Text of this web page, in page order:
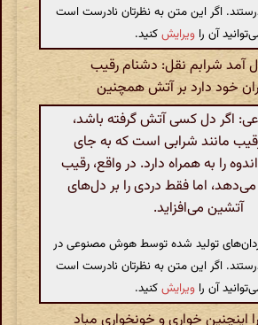
اگر این متن به نظرتان نادرست است
آن را ویرایشکنید.
آمد شرابم نقل: دشنام رقیب
خود دارد بر آتش همچنین
اگر دل کسی آتش گرفته باشد،
مانند شرابی است که به جای
را به همراه دارد. در واقع، رقیب
اما فقط دردی را بر دل‌های
آتشین می‌افزاید.
تولید شده توسط هوش مصنوعی در
اگر این متن به نظرتان نادرست است
آن را ویرایشکنید.
خواری و خونخواری مباد